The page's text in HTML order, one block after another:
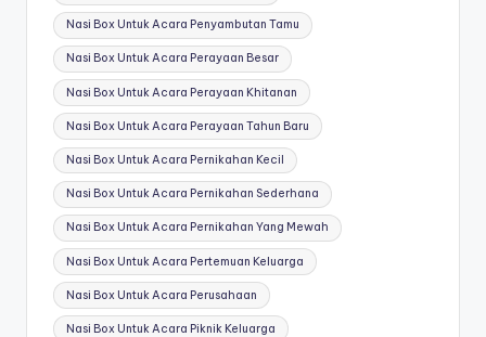
Nasi Box Untuk Acara Penyambutan Tamu
Nasi Box Untuk Acara Perayaan Besar
Nasi Box Untuk Acara Perayaan Khitanan
Nasi Box Untuk Acara Perayaan Tahun Baru
Nasi Box Untuk Acara Pernikahan Kecil
Nasi Box Untuk Acara Pernikahan Sederhana
Nasi Box Untuk Acara Pernikahan Yang Mewah
Nasi Box Untuk Acara Pertemuan Keluarga
Nasi Box Untuk Acara Perusahaan
Nasi Box Untuk Acara Piknik Keluarga